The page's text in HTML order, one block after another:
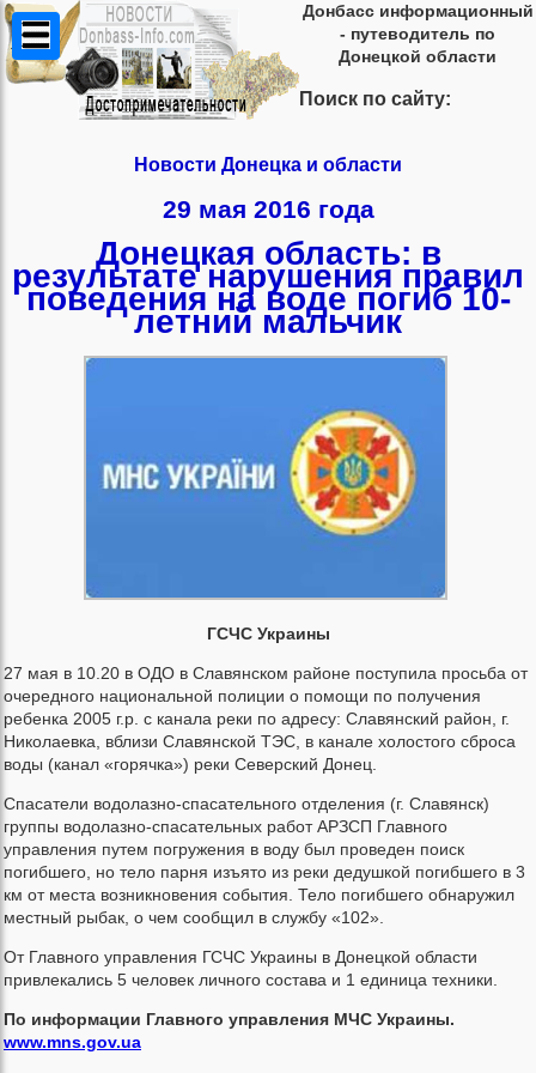
Донбасс информационный
- путеводитель по
Донецкой области
Поиск по сайту:
Новости Донецка и области
29 мая 2016 года
Донецкая область: в
результате нарушения правил
поведения на воде погиб 10-
летний мальчик
ГСЧС Украины
27 мая в 10.20 в ОДО в Славянском районе поступила просьба от
очередного национальной полиции о помощи по получения
ребенка 2005 г.р. с канала реки по адресу: Славянский район, г.
Николаевка, вблизи Славянской ТЭС, в канале холостого сброса
воды (канал «горячка») реки Северский Донец.
Спасатели водолазно-спасательного отделения (г. Славянск)
группы водолазно-спасательных работ АРЗСП Главного
управления путем погружения в воду был проведен поиск
погибшего, но тело парня изъято из реки дедушкой погибшего в 3
км от места возникновения события. Тело погибшего обнаружил
местный рыбак, о чем сообщил в службу «102».
От Главного управления ГСЧС Украины в Донецкой области
привлекались 5 человек личного состава и 1 единица техники.
По информации Главного управления МЧС Украины.
www.mns.gov.ua